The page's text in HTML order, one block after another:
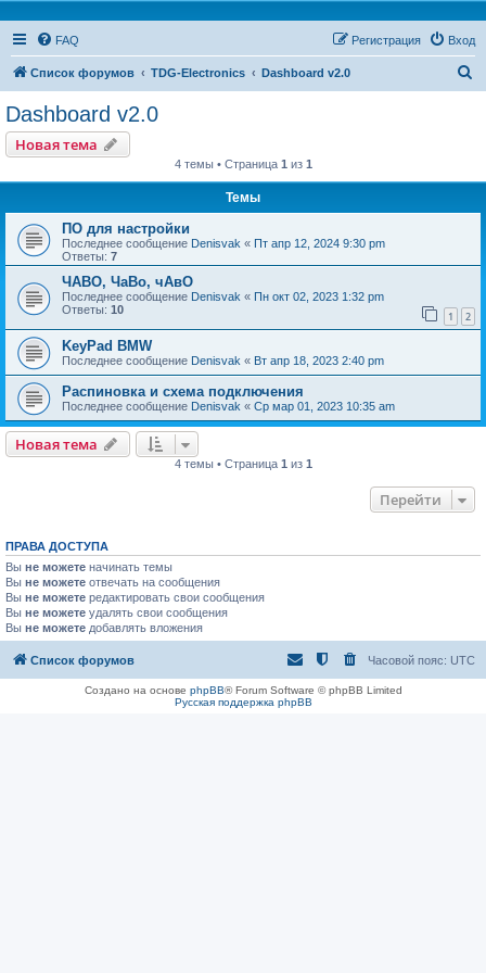
FAQ Вход
Регистрация
Список форумов TDG-Electronics Dashboard v2.0
Dashboard v2.0
Новая тема
4 темы • Страница 1 из 1
Темы
ПО для настройки
Последнее сообщение Denisvak « Пт апр 12, 2024 9:30 pm
Ответы: 7
ЧАВО, ЧаВо, чАвО
Последнее сообщение Denisvak « Пн окт 02, 2023 1:32 pm
Ответы: 10 1 2
KeyPad BMW
Последнее сообщение Denisvak « Вт апр 18, 2023 2:40 pm
Распиновка и схема подключения
Последнее сообщение Denisvak « Ср мар 01, 2023 10:35 am
Новая тема
4 темы • Страница 1 из 1
Перейти
ПРАВА ДОСТУПА
Вы не можете начинать темы
Вы не можете отвечать на сообщения
Вы не можете редактировать свои сообщения
Вы не можете удалять свои сообщения
Вы не можете добавлять вложения
Список форумов Часовой пояс: UTC
Создано на основе phpBB® Forum Software © phpBB Limited
Русская поддержка phpBB